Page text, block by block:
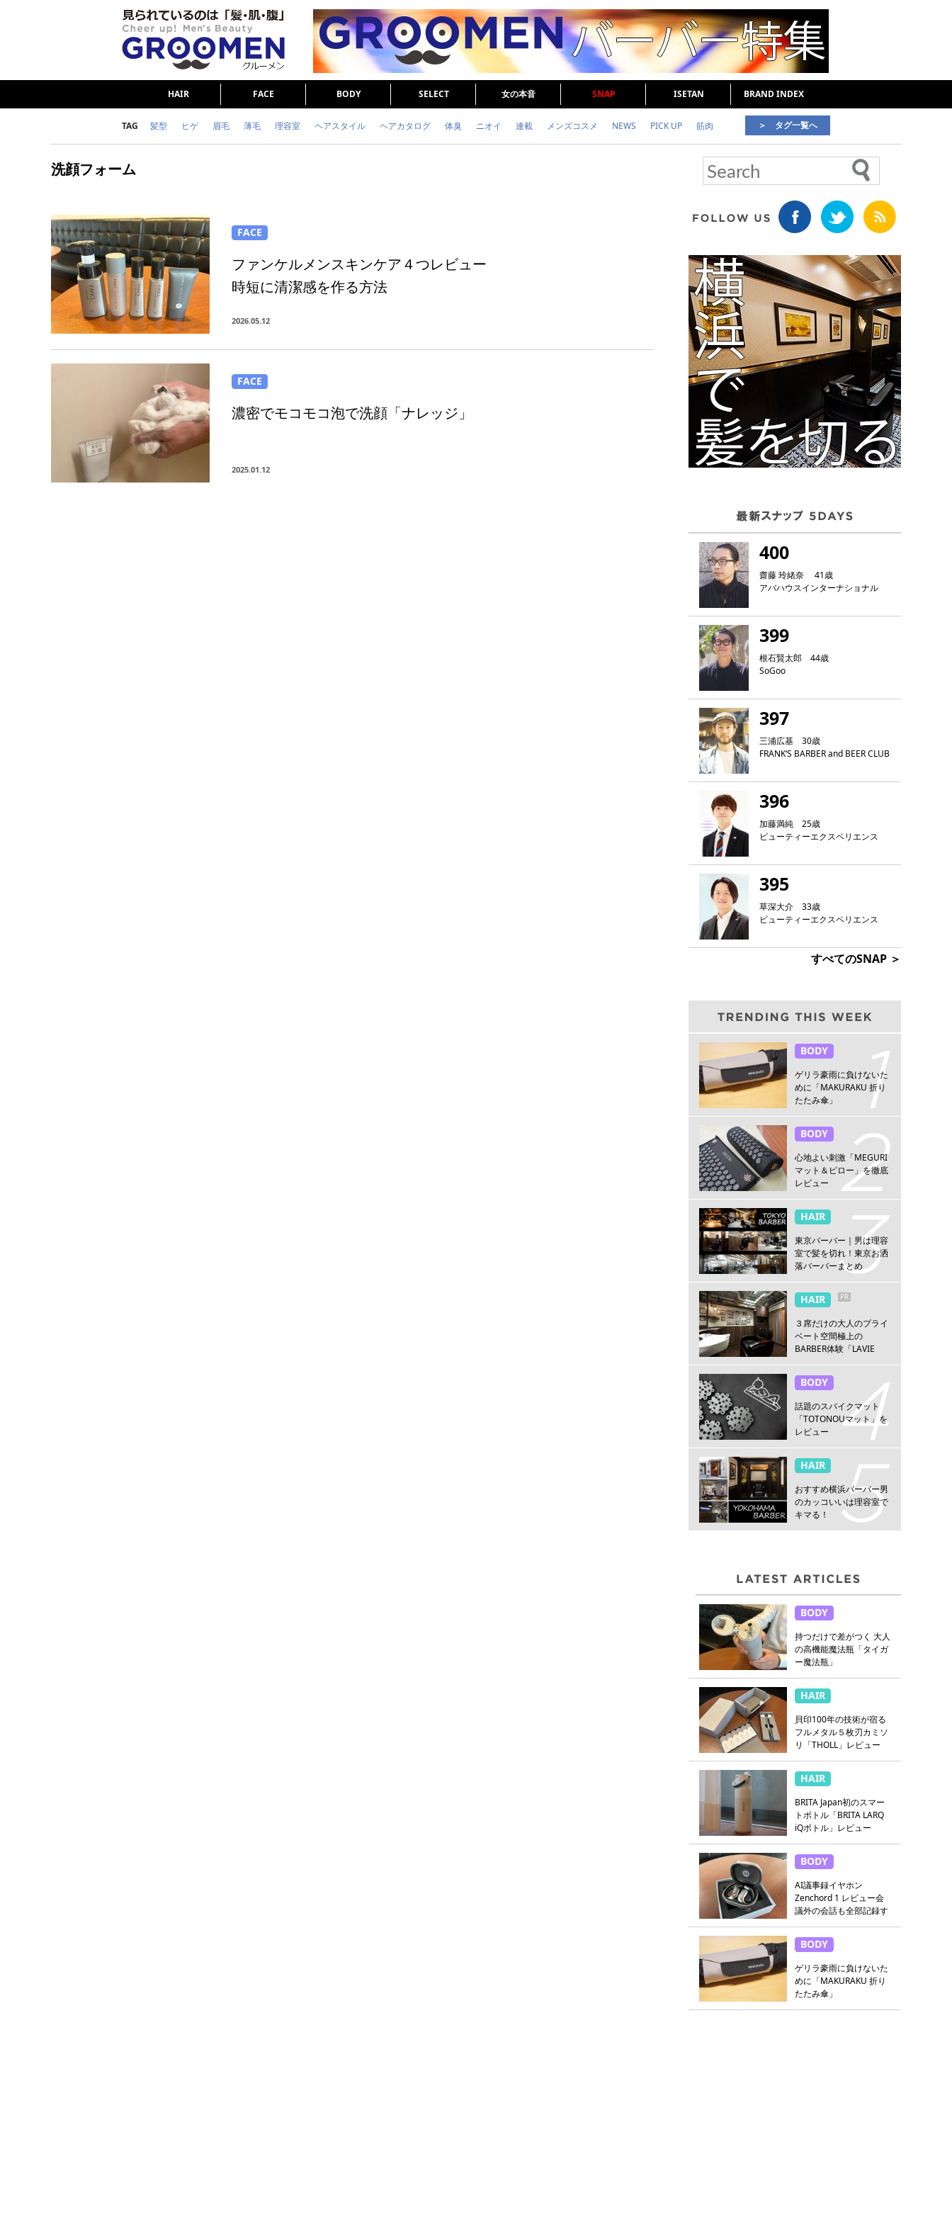
HAIR FACE BODY SELECT 女の本音 SNAP ISETAN BRAND INDEX
TAG 髪型 ヒゲ 眉毛 薄毛 理容室 ヘアスタイル ヘアカタログ 体臭 ニオイ 連載 メンズコスメ NEWS PICK UP 筋肉
頭皮ケア
＞ タグ一覧へ
洗顔フォーム
FACE
ファンケルメンスキンケア４つレビュー
時短に清潔感を作る方法
2026.05.12
FACE
濃密でモコモコ泡で洗顔「ナレッジ」
2025.01.12
400
齋藤 玲緒奈 41歳
アバハウスインターナショナル
399
根石賢太郎 44歳
SoGoo
397
三浦広基 30歳
FRANK‘S BARBER and BEER CLUB
396
加藤満純 25歳
ビューティーエクスペリエンス
395
草深大介 33歳
ビューティーエクスペリエンス
すべてのSNAP ＞
BODY
ゲリラ豪雨に負けないた
めに「MAKURAKU 折り
たたみ傘」
BODY
心地よい刺激「MEGURI
マット＆ピロー」を徹底
レビュー
HAIR
東京バーバー｜男は理容
室で髪を切れ！東京お洒
落バーバーまとめ
HAIR PR
３席だけの大人のプライ
ベート空間極上の
BARBER体験「LAVIE
BARBER HANARE新宿
店」
BODY
話題のスパイクマット
「TOTONOUマット」を
レビュー
HAIR
おすすめ横浜バーバー男
のカッコいいは理容室で
キマる！
BODY
持つだけで差がつく 大人
の高機能魔法瓶「タイガ
ー魔法瓶」
HAIR
貝印100年の技術が宿る
フルメタル５枚刃カミソ
リ「THOLL」レビュー
HAIR
BRITA Japan初のスマー
トボトル「BRITA LARQ
iQボトル」レビュー
BODY
AI議事録イヤホン
Zenchord 1 レビュー会
議外の会話も全部記録す
BODY
ゲリラ豪雨に負けないた
めに「MAKURAKU 折り
たたみ傘」